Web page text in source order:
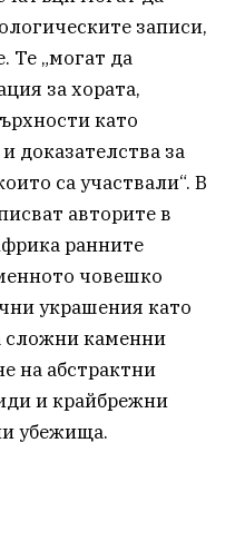
записи,
Те „могат да
за хората,
като
доказателства за
са участвали“. В
авторите в
ранните
човешко
украшения като
сложни каменни
на абстрактни
и крайбрежни
убежища.